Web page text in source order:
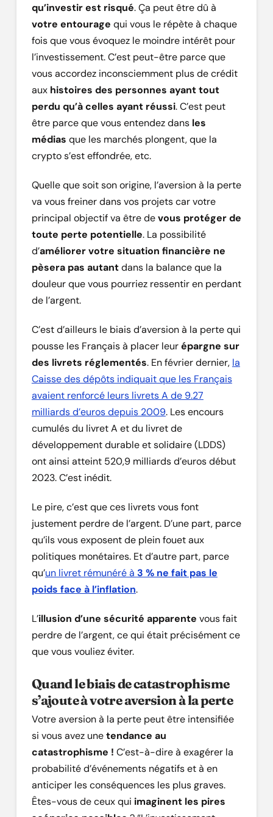
qu’investir est risqué. Ça peut être dû à
votre entourage qui vous le répète à chaque
fois que vous évoquez le moindre intérêt pour
l’investissement. C’est peut-être parce que
vous accordez inconsciemment plus de crédit
aux histoires des personnes ayant tout
perdu qu’à celles ayant réussi. C’est peut
être parce que vous entendez dans les
médias que les marchés plongent, que la
crypto s’est effondrée, etc.
Quelle que soit son origine, l’aversion à la perte
va vous freiner dans vos projets car votre
principal objectif va être devous protéger de
toute perte potentielle. La possibilité
d’améliorer votre situation financière ne
pèsera pas autantdans la balance que la
douleur que vous pourriez ressentir en perdant
de l’argent.
C’est d’ailleurs le biais d’aversion à la perte qui
pousse les Français à placer leurépargne sur
des livrets réglementés. En février dernier, la
Caisse des dépôts indiquait que les Français
avaient renforcé leurs livrets A de 9.27
milliards d’euros depuis 2009. Les encours
cumulés du livret A et du livret de
développement durable et solidaire (LDDS)
ont ainsi atteint 520,9 milliards d’euros début
2023. C’est inédit.
Le pire, c’est que ces livrets vous font
justement perdre de l’argent. D’une part, parce
qu’ils vous exposent de plein fouet aux
politiques monétaires. Et d’autre part, parce
qu’un livret rémunéré à 3 % ne fait pas le
poids face à l’inflation.
L’illusion d’une sécurité apparente vous fait
perdre de l’argent, ce qui était précisément ce
que vous vouliez éviter.
Quand le biais de catastrophisme
s’ajoute à votre aversion à la perte
Votre aversion à la perte peut être intensifiée
si vous avez unetendance au
catastrophisme ! C’est-à-dire à exagérer la
probabilité d’événements négatifs et à en
anticiper les conséquences les plus graves.
Êtes-vous de ceux qui imaginent les pires